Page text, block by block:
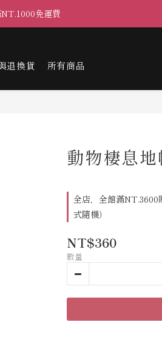
免運費
退換貨 所有商品
動物棲息
全店，全館滿NT.3600
式隨機）
NT$360
數量